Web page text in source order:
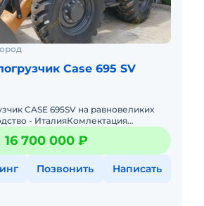
Case 695 SV
CASE 695SV на равновеликих
- ИталияКомлектация
поршневой насос
16 700 000 ₽
Позвонить Написать